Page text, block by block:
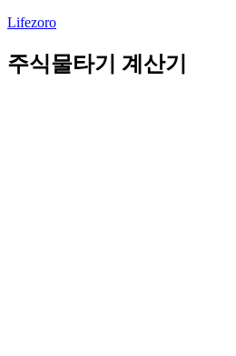
Lifezoro
주식물타기 계산기